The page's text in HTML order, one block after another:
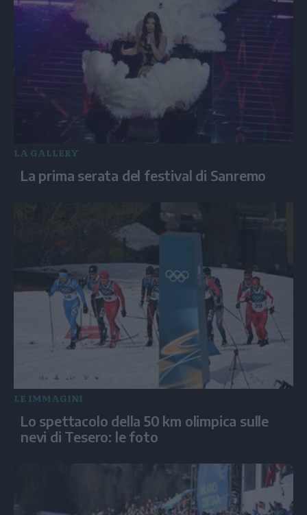
LA GALLERY
La prima serata del festival di Sanremo
LE IMMAGINI
Lo spettacolo della 50 km olimpica sulle
nevi di Tesero: le foto